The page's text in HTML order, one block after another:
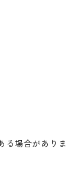
る場合がありま